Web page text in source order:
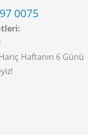
0075
Haftanın 6 Günü